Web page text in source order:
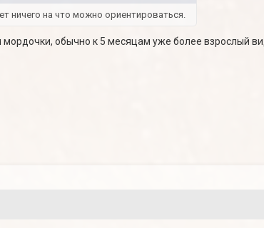
ничего на что можно ориентироваться.
мордочки, обычно к 5 месяцам уже более взрослый